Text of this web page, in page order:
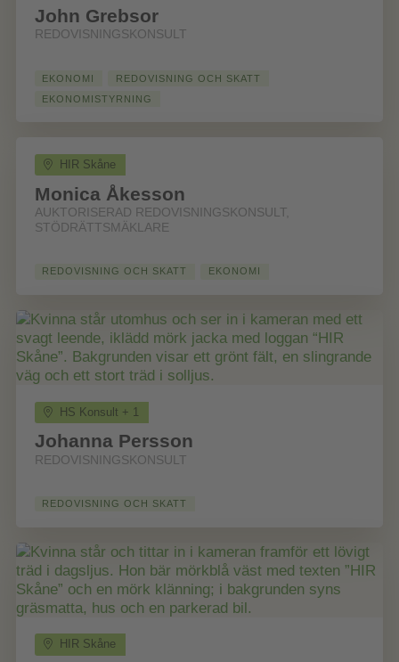
John Grebsor
REDOVISNINGSKONSULT
EKONOMI
REDOVISNING OCH SKATT
EKONOMISTYRNING
HIR Skåne
Monica Åkesson
AUKTORISERAD REDOVISNINGSKONSULT,
STÖDRÄTTSMÄKLARE
REDOVISNING OCH SKATT EKONOMI
HS Konsult + 1
Johanna Persson
REDOVISNINGSKONSULT
REDOVISNING OCH SKATT
HIR Skåne